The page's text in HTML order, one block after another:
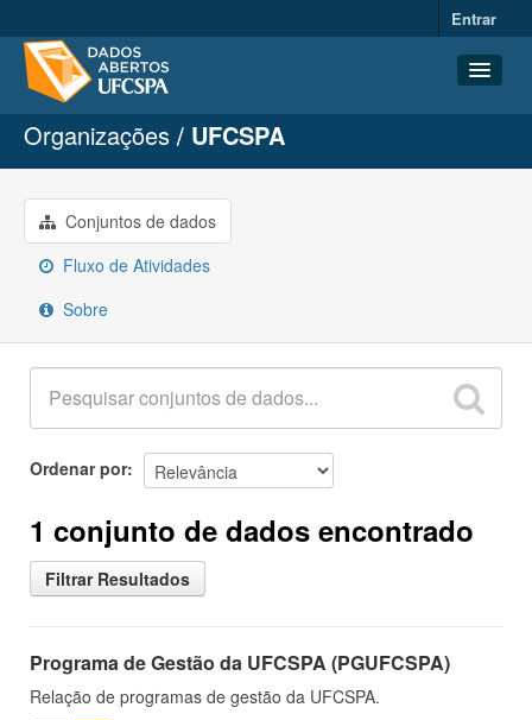
Entrar
Conjuntos de dados
Organizações
Grupos
Sobre
Organizações UFCSPA
Conjuntos de dados
Fluxo de Atividades
Sobre
Ordenar por
1 conjunto de dados encontrado
Filtrar Resultados
Programa de Gestão da UFCSPA (PGUFCSPA)
Relação de programas de gestão da UFCSPA.